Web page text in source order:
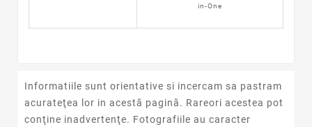
in-One
Informatiile sunt orientative si incercam sa pastram
acurateţea lor in acestă pagină. Rareori acestea pot
conţine inadvertenţe. Fotografiile au caracter